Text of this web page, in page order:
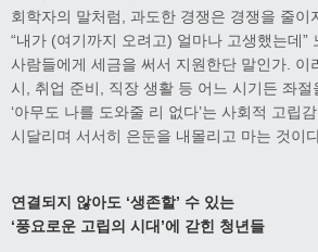
회학자의 말처럼, 과도한 경쟁은 경쟁을 줄이
“내가 (여기까지 오려고) 얼마나 고생했는데”
사람들에게 세금을 써서 지원한단 말인가. 이
시, 취업 준비, 직장 생활 등 어느 시기든 좌절
‘아무도 나를 도와줄 리 없다’는 사회적 고립
시달리며 서서히 은둔을 내몰리고 마는 것이
연결되지 않아도 ‘생존할’ 수 있는
‘풍요로운 고립의 시대’에 갇힌 청년들